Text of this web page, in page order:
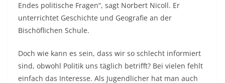
Endes politische Fragen“, sagt Norbert Nicoll. Er
unterrichtet Geschichte und Geografie an der
Bischöflichen Schule.
Doch wie kann es sein, dass wir so schlecht informiert
sind, obwohl Politik uns täglich betrifft? Bei vielen fehlt
einfach das Interesse. Als Jugendlicher hat man auch